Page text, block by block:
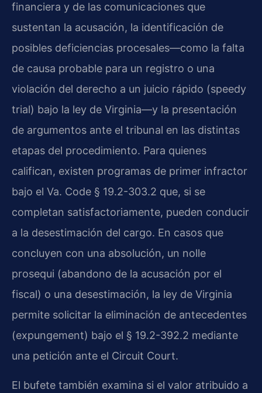
financiera y de las comunicaciones que
sustentan la acusación, la identificación de
posibles deficiencias procesales—como la falta
de causa probable para un registro o una
violación del derecho a un juicio rápido (speedy
trial) bajo la ley de Virginia—y la presentación
de argumentos ante el tribunal en las distintas
etapas del procedimiento. Para quienes
califican, existen programas de primer infractor
bajo el Va. Code § 19.2-303.2 que, si se
completan satisfactoriamente, pueden conducir
a la desestimación del cargo. En casos que
concluyen con una absolución, un nolle
prosequi (abandono de la acusación por el
fiscal) o una desestimación, la ley de Virginia
permite solicitar la eliminación de antecedentes
(expungement) bajo el § 19.2-392.2 mediante
una petición ante el Circuit Court.
El bufete también examina si el valor atribuido a